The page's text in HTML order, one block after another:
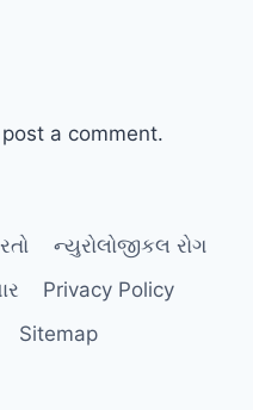
a comment.
ન્યુરોલોજીકલ રોગ
Privacy Policy
Sitemap